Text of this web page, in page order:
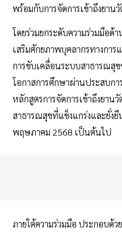
พร้อมกับการจัดการเข้าถึงยานวั
โดยร่วมยกระดับความร่วมมือด้
เสริมศักยภาพบุคลากรทางก
การขับเคลื่อนระบบสาธารณสุ
โอกาสการศึกษาผ่านประสบก
หลักสูตรการจัดการเข้าถึงยาน
สาธารณสุขที่แข็งแกร่งและยั่งยื
พฤษภาคม 2568 เป็นต้นไป
ภายใต้ความร่วมมือ ประกอบด้ว